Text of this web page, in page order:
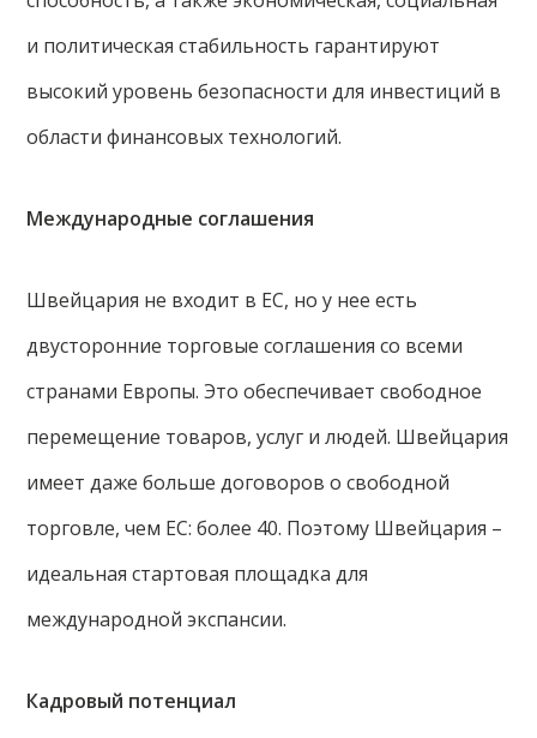
и политическая стабильность гарантируют
высокий уровень безопасности для инвестиций в
области финансовых технологий.
Международные соглашения
Швейцария не входит в ЕС, но у нее есть
двусторонние торговые соглашения со всеми
странами Европы. Это обеспечивает свободное
перемещение товаров, услуг и людей. Швейцария
имеет даже больше договоров о свободной
торговле, чем ЕС: более 40. Поэтому Швейцария –
идеальная стартовая площадка для
международной экспансии.
Кадровый потенциал